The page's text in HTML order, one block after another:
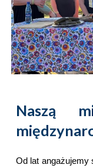
Naszą
Od lat angażujemy